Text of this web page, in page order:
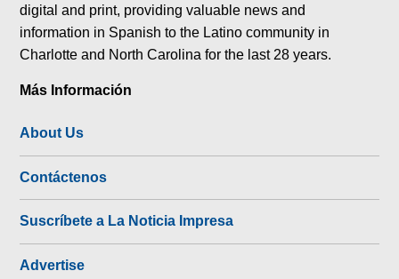
digital and print, providing valuable news and
information in Spanish to the Latino community in
Charlotte and North Carolina for the last 28 years.
Más Información
About Us
Contáctenos
Suscríbete a La Noticia Impresa
Advertise